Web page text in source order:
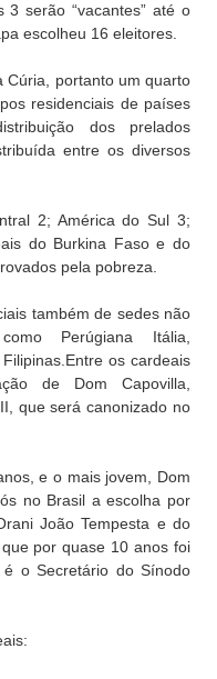
3 serão “vacantes” até o
escolheu 16 eleitores.
Cúria, portanto um quarto
residenciais de países
dos prelados
entre os diversos
2; América do Sul 3;
do Burkina Faso e do
pela pobreza.
também de sedes não
como Perúgiana Itália,
os cardeais
de Dom Capovilla,
que será canonizado no
e o mais jovem, Dom
no Brasil a escolha por
João Tempesta e do
por quase 10 anos foi
o Secretário do Sínodo